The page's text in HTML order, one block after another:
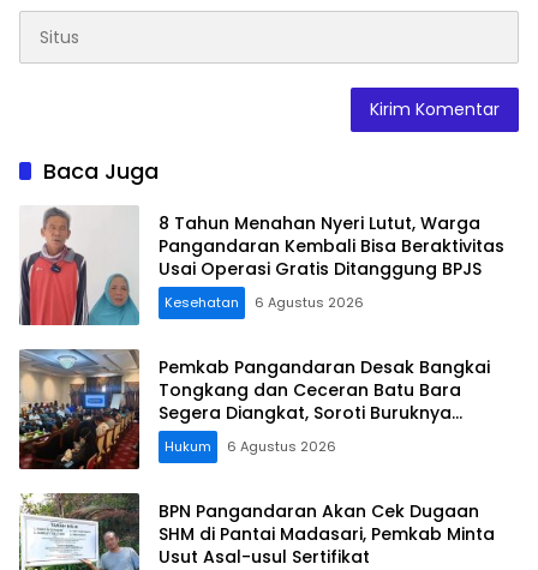
Baca Juga
8 Tahun Menahan Nyeri Lutut, Warga
Pangandaran Kembali Bisa Beraktivitas
Usai Operasi Gratis Ditanggung BPJS
Kesehatan 6 Agustus 2026
Pemkab Pangandaran Desak Bangkai
Tongkang dan Ceceran Batu Bara
Segera Diangkat, Soroti Buruknya
Koordinasi Perusahaan
Hukum 6 Agustus 2026
BPN Pangandaran Akan Cek Dugaan
SHM di Pantai Madasari, Pemkab Minta
Usut Asal-usul Sertifikat